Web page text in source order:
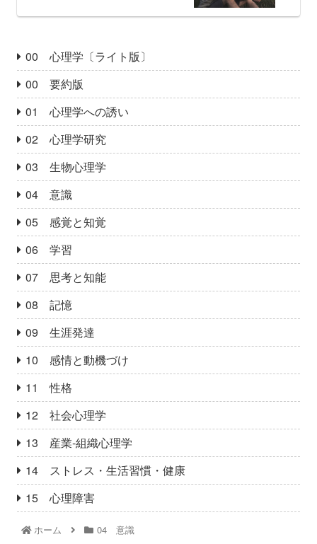
00 心理学〔ライト版〕
00 要約版
01 心理学への誘い
02 心理学研究
03 生物心理学
04 意識
05 感覚と知覚
06 学習
07 思考と知能
08 記憶
09 生涯発達
10 感情と動機づけ
11 性格
12 社会心理学
13 産業‐組織心理学
14 ストレス・生活習慣・健康
15 心理障害
ホーム 04 意識